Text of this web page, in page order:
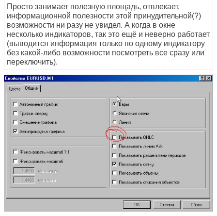
Просто занимает полезную площадь, отвлекает,
информационной полезности этой принудительной(?)
возможности ни разу не увидел. А когда в окне
несколько индикаторов, так это ещё и неверно работает
(выводится информация только по одному индикатору
без какой-либо возможности посмотреть все сразу или
переключить).